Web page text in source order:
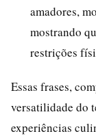
amadores,
mostrando
restrições
Essas frases,
versatilidade do
experiências